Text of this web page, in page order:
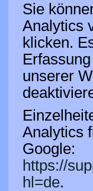
Sie
Analytics
klicken.
unserer
Analytics
Google:
https://
hl=de.